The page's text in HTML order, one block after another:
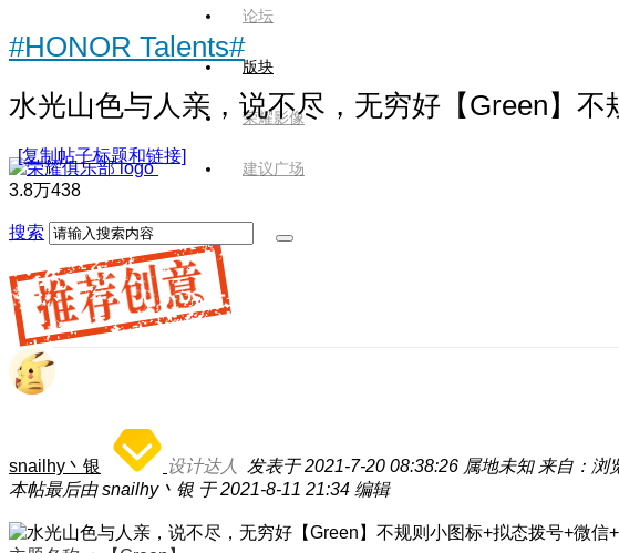
论坛
版块
荣耀影像
建议广场
搜索
#HONOR Talents#
水光山色与人亲，说不尽，无穷好【Green】
[复制帖子标题和链接]
3.8万438
snailhy丶银 设计达人 发表于 2021-7-20 08:38:26 属地未知 来自：浏
本帖最后由 snailhy丶银 于 2021-8-11 21:34 编辑